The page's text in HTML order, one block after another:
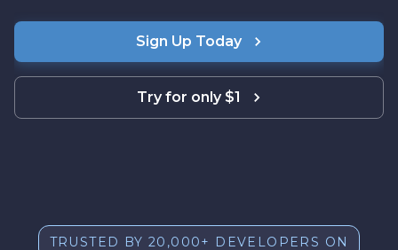
Sign Up Today
Try for only $1
TRUSTED BY 20,000+ DEVELOPERS ON